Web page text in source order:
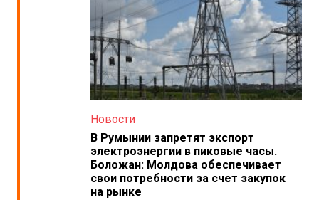
Новости
В Румынии запретят экспорт
электроэнергии в пиковые часы.
Боложан: Молдова обеспечивает
свои потребности за счет закупок
на рынке